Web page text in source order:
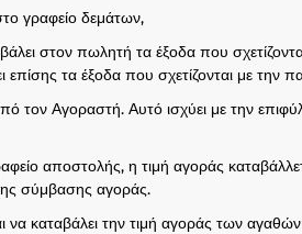
γραφείο δεμάτων,
στον πωλητή τα έξοδα που
επίσης τα έξοδα που σχετίζονται με
Αγοραστή. Αυτό ισχύει με την
αποστολής, η τιμή αγοράς
σύμβασης αγοράς.
καταβάλει την τιμή αγοράς των